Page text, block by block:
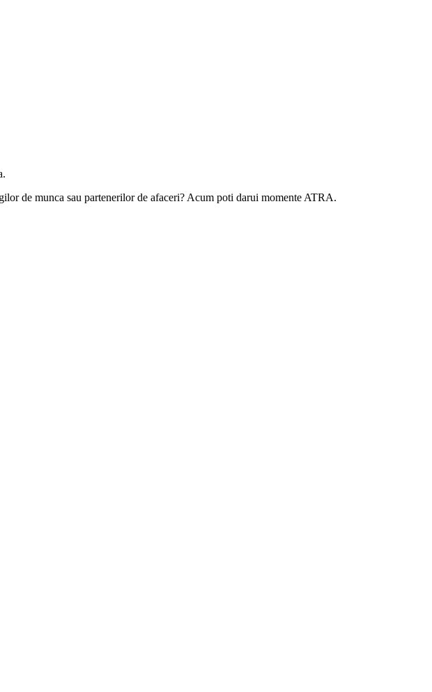
de munca sau partenerilor de afaceri? Acum poti darui momente ATRA.